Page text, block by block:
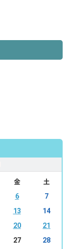
金 土
6
7
13
14
20
21
27
28